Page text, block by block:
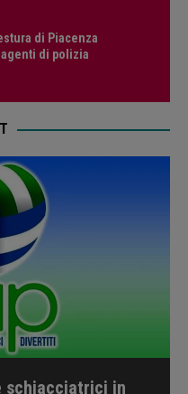
di Piacenza
di polizia
schiacciatrici in